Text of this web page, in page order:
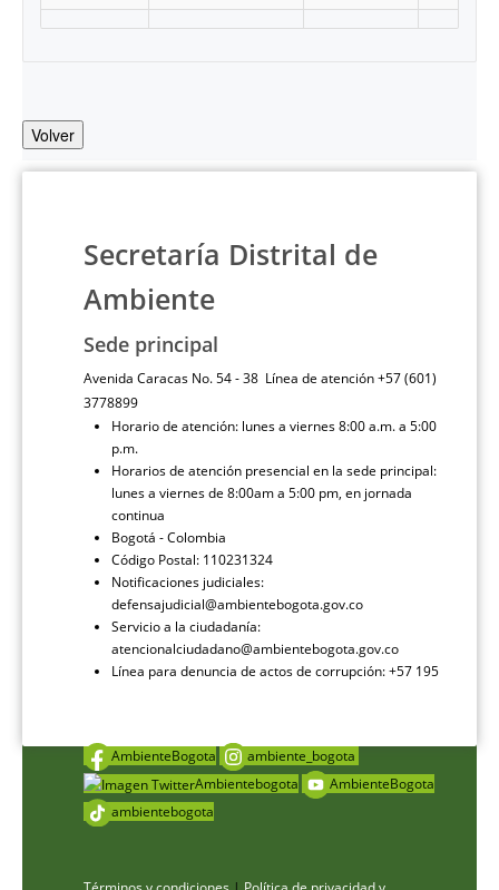
Volver
Secretaría Distrital de
Ambiente
Sede principal
Avenida Caracas No. 54 - 38 Línea de atención +57 (601)
3778899
Horario de atención: lunes a viernes 8:00 a.m. a 5:00
p.m.
Horarios de atención presencial en la sede principal:
lunes a viernes de 8:00am a 5:00 pm, en jornada
continua
Bogotá - Colombia
Código Postal: 110231324
Notificaciones judiciales:
defensajudicial@ambientebogota.gov.co
Servicio a la ciudadanía:
atencionalciudadano@ambientebogota.gov.co
Línea para denuncia de actos de corrupción: +57 195
AmbienteBogota
ambiente_bogota
Ambientebogota
AmbienteBogota
ambientebogota